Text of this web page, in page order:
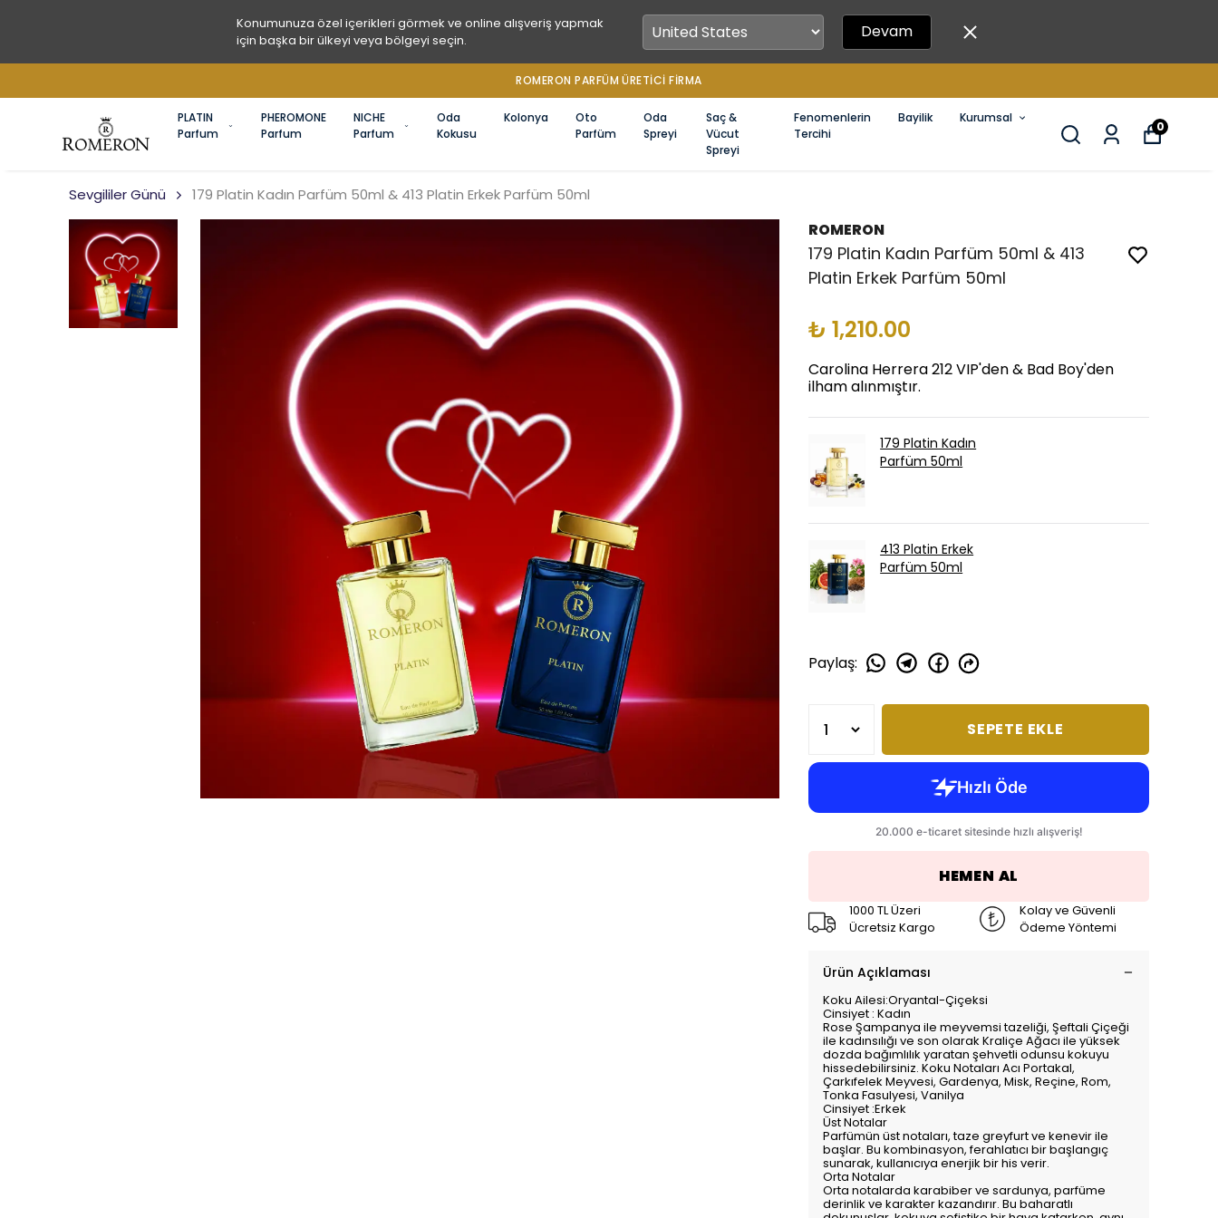
Konumunuza özel içerikleri görmek ve online alışveriş yapmak
için başka bir ülkeyi veya bölgeyi seçin.
Devam
PLATIN
Parfum
PHEROMONE
Parfum
NICHE
Parfum
Oda
Kokusu
Kolonya
Oto
Parfüm
Oda
Spreyi
Saç &
Vücut
Spreyi
Fenomenlerin
Tercihi
Bayilik Kurumsal
0
Sevgililer Günü 179 Platin Kadın Parfüm 50ml & 413 Platin Erkek Parfüm 50ml
ROMERON
179 Platin Kadın Parfüm 50ml & 413
Platin Erkek Parfüm 50ml
₺ 1,210.00
Carolina Herrera 212 VIP'den & Bad Boy'den
ilham alınmıştır.
179 Platin Kadın
Parfüm 50ml
413 Platin Erkek
Parfüm 50ml
Paylaş:
SEPETE EKLE
HEMEN AL
1000 TL Üzeri
Ücretsiz Kargo
Kolay ve Güvenli
Ödeme Yöntemi
Ürün Açıklaması
Koku Ailesi:Oryantal-Çiçeksi
Cinsiyet : Kadın
Rose Şampanya ile meyvemsi tazeliği, Şeftali Çiçeği
ile kadınsılığı ve son olarak Kraliçe Ağacı ile yüksek
dozda bağımlılık yaratan şehvetli odunsu kokuyu
hissedebilirsiniz. Koku Notaları Acı Portakal,
Çarkıfelek Meyvesi, Gardenya, Misk, Reçine, Rom,
Tonka Fasulyesi, Vanilya
Cinsiyet :Erkek
Üst Notalar
Parfümün üst notaları, taze greyfurt ve kenevir ile
başlar. Bu kombinasyon, ferahlatıcı bir başlangıç
sunarak, kullanıcıya enerjik bir his verir.
Orta Notalar
Orta notalarda karabiber ve sardunya, parfüme
derinlik ve karakter kazandırır. Bu baharatlı